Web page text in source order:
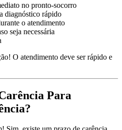
no pronto-socorro
diagnóstico rápido
o atendimento
seja necessária
O atendimento deve ser rápido e
Para